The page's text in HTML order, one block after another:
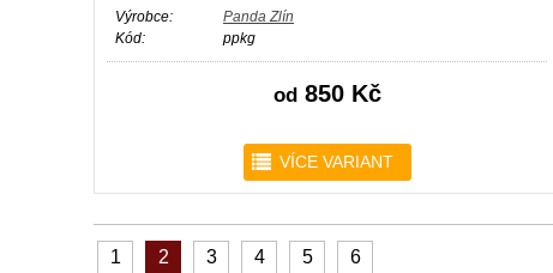
Výrobce:
Panda Zlín
Kód:
ppkg
od850 Kč
r VÍCE VARIANT
1 2 3 4 5 6